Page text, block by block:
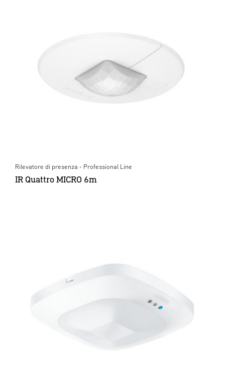
Rilevatore di presenza - Professional Line
IR Quattro MICRO 6m